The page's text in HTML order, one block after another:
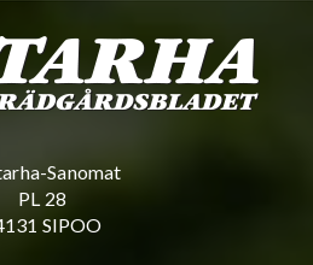
Sanomat
PL 28
SIPOO